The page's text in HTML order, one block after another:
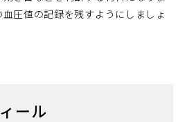
圧値の記録を残すようにしましょ
ール